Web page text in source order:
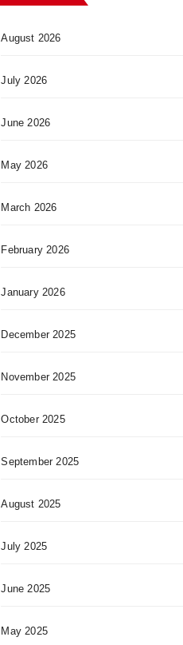
August 2026
July 2026
June 2026
May 2026
March 2026
February 2026
January 2026
December 2025
November 2025
October 2025
September 2025
August 2025
July 2025
June 2025
May 2025